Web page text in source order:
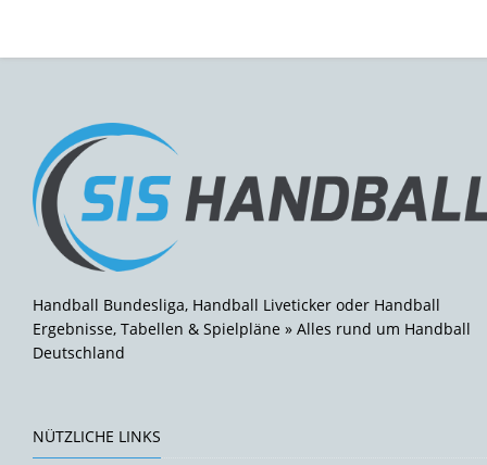
Handball Bundesliga, Handball Liveticker oder Handball
Ergebnisse, Tabellen & Spielpläne » Alles rund um Handball
Deutschland
NÜTZLICHE LINKS